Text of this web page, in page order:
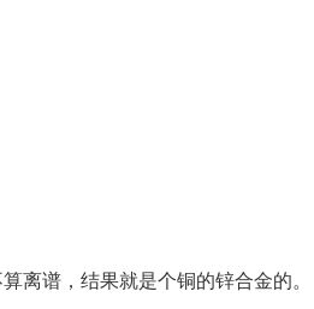
离谱，结果就是个铜的锌合金的。